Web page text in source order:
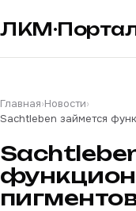
Главная›Новости›
Sachtleben займется